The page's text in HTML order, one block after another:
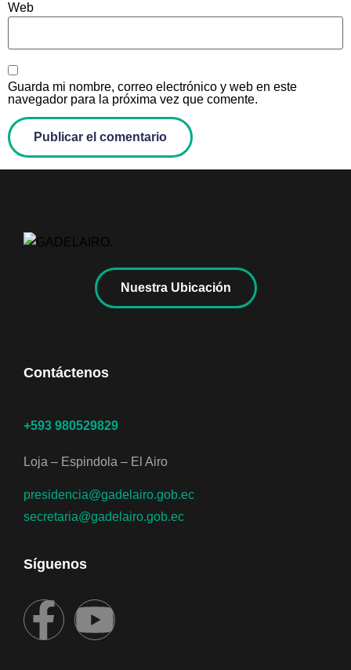
Web
Guarda mi nombre, correo electrónico y web en este
navegador para la próxima vez que comente.
Nuestra Ubicación
Contáctenos
+593 980529829
Loja – Espindola – El Airo
presidencia@gadelairo.gob.ec
secretaria@gadelairo.gob.ec
Síguenos